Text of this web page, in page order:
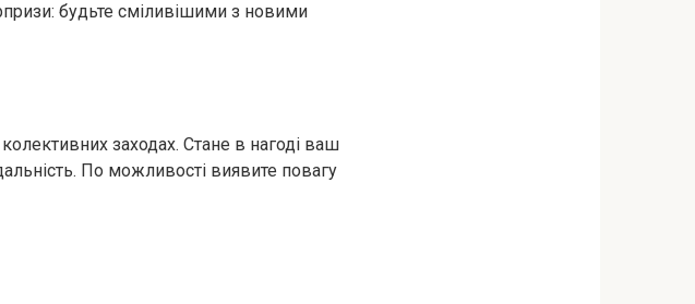
будьте сміливішими з новими
заходах. Стане в нагоді ваш
По можливості виявите повагу